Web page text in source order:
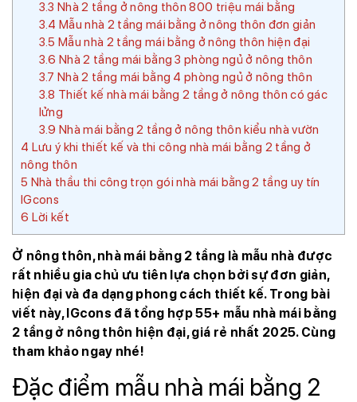
3.3 Nhà 2 tầng ở nông thôn 800 triệu mái bằng
3.4 Mẫu nhà 2 tầng mái bằng ở nông thôn đơn giản
3.5 Mẫu nhà 2 tầng mái bằng ở nông thôn hiện đại
3.6 Nhà 2 tầng mái bằng 3 phòng ngủ ở nông thôn
3.7 Nhà 2 tầng mái bằng 4 phòng ngủ ở nông thôn
3.8 Thiết kế nhà mái bằng 2 tầng ở nông thôn có gác
lửng
3.9 Nhà mái bằng 2 tầng ở nông thôn kiểu nhà vườn
4 Lưu ý khi thiết kế và thi công nhà mái bằng 2 tầng ở
nông thôn
5 Nhà thầu thi công trọn gói nhà mái bằng 2 tầng uy tín
IGcons
6 Lời kết
Ở nông thôn, nhà mái bằng 2 tầng là mẫu nhà được
rất nhiều gia chủ ưu tiên lựa chọn bởi sự đơn giản,
hiện đại và đa dạng phong cách thiết kế. Trong bài
viết này, IGcons đã tổng hợp 55+ mẫu nhà mái bằng
2 tầng ở nông thôn hiện đại, giá rẻ nhất 2025. Cùng
tham khảo ngay nhé!
Đặc điểm mẫu nhà mái bằng 2